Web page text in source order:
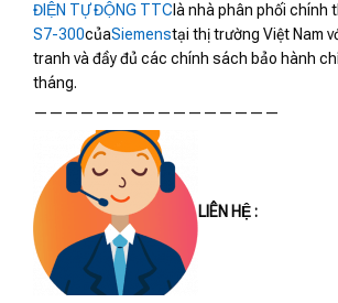
ĐIỆN TỰ ĐỘNG TTC là nhà phân phối chính
S7-300củaSiemenstại thị trường Việt Nam
tranh và đầy đủ các chính sách bảo hành
tháng.
————————————————
LIÊN HỆ :